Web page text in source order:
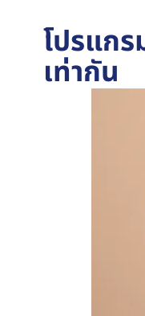
โปรแก
เท่ากัน